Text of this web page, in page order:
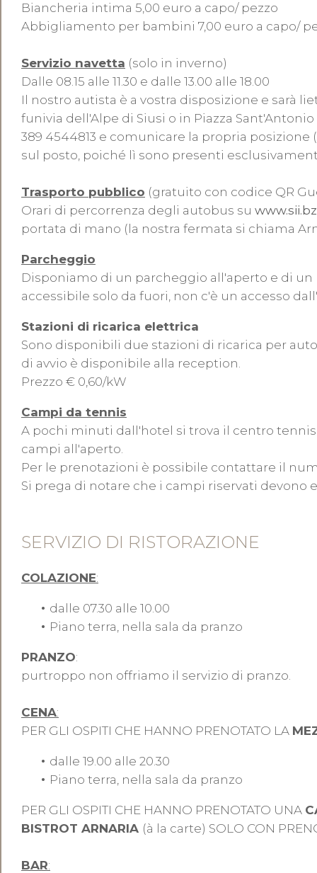
Biancheria intima 5,00 euro a capo/ pezzo
Abbigliamento per bambini 7,00 euro a capo/
Servizio navetta (solo in inverno)
Dalle 08.15 alle 11.30 e dalle 13.00 alle 18.00
Il nostro autista è a vostra disposizione e sarà
funivia dell'Alpe di Siusi o in Piazza
389 4544813 e comunicare la propria
sul posto, poiché lì sono presenti
Trasporto pubblico (gratuito con codice QR
Orari di percorrenza degli autobus su
portata di mano (la nostra fermata si chiama
Parcheggio
Disponiamo di un parcheggio all'aperto e di
accessibile solo da fuori, non c'è un accesso
Stazioni di ricarica elettrica
Sono disponibili due stazioni di ricarica per
di avvio è disponibile alla reception.
Prezzo € 0,60/kW
Campi da tennis
A pochi minuti dall'hotel si trova il centro
campi all'aperto.
Per le prenotazioni è possibile contattare il
Si prega di notare che i campi riservati devono
SERVIZIO DI RISTORAZIONE
COLAZIONE:
dalle 07.30 alle 10.00
Piano terra, nella sala da pranzo
PRANZO:
purtroppo non offriamo il servizio di pranzo.
CENA:
PER GLI OSPITI CHE HANNO PRENOTATO LA
dalle 19.00 alle 20.30
Piano terra, nella sala da pranzo
PER GLI OSPITI CHE HANNO PRENOTATO UNA
BISTROT ARNARIA (à la carte) SOLO CON
BAR: